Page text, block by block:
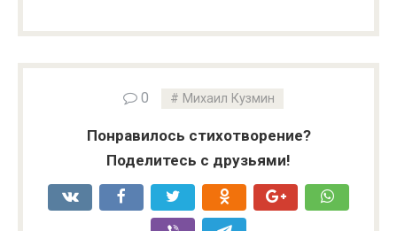
0 Михаил Кузмин
Понравилось стихотворение?
Поделитесь с друзьями!